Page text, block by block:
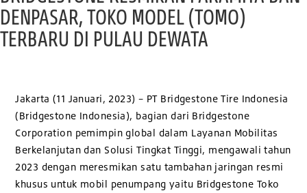
DENPASAR, TOKO MODEL (TOMO)
TERBARU DI PULAU DEWATA
Jakarta (11 Januari, 2023) – PT Bridgestone Tire Indonesia
(Bridgestone Indonesia), bagian dari Bridgestone
Corporation pemimpin global dalam Layanan Mobilitas
Berkelanjutan dan Solusi Tingkat Tinggi, mengawali tahun
2023 dengan meresmikan satu tambahan jaringan resmi
khusus untuk mobil penumpang yaitu Bridgestone Toko